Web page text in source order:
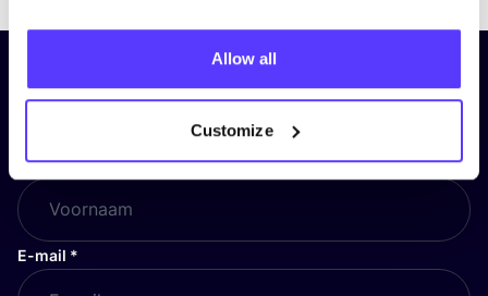
Allow all
Customize
Schrijf je in op onze nieuwsbrief
en blijf op de hoogte!
Voornaam*
E-mail *